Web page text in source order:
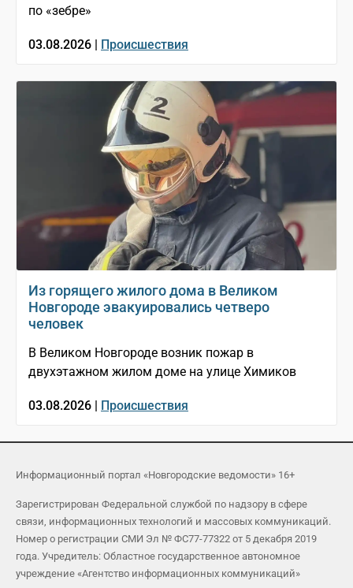
по «зебре»
03.08.2026 | Происшествия
Из горящего жилого дома в Великом
Новгороде эвакуировались четверо
человек
В Великом Новгороде возник пожар в
двухэтажном жилом доме на улице Химиков
03.08.2026 | Происшествия
Информационный портал «Новгородские ведомости» 16+
Зарегистрирован Федеральной службой по надзору в сфере
связи, информационных технологий и массовых коммуникаций.
Номер о регистрации СМИ Эл № ФС77-77322 от 5 декабря 2019
года. Учредитель: Областное государственное автономное
учреждение «Агентство информационных коммуникаций»